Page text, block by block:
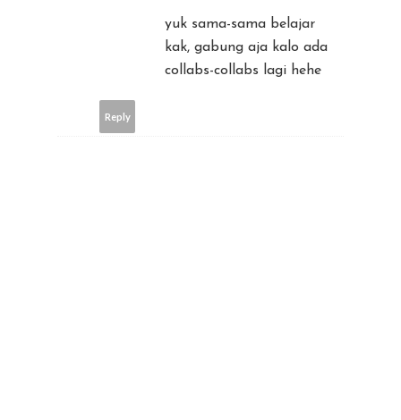
yuk sama-sama belajar
kak, gabung aja kalo ada
collabs-collabs lagi hehe
Reply